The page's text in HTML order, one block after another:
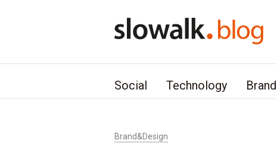
Social Technology
Brand&Design